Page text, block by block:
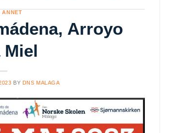
ANNET
Arroyo
Miel
BY DNS MALAGA